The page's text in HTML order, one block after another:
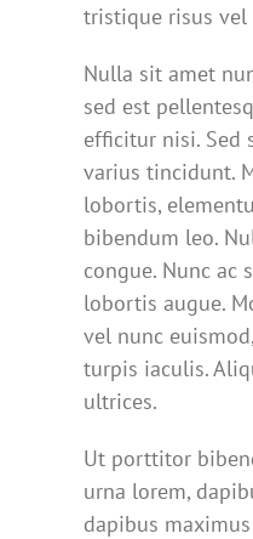
tristique risus vel
Nulla sit amet
sed est
efficitur nisi. Sed
varius tincidunt.
lobortis,
bibendum leo.
congue. Nunc ac
lobortis augue.
vel nunc
turpis iaculis.
ultrices.
Ut porttitor
urna lorem,
dapibus